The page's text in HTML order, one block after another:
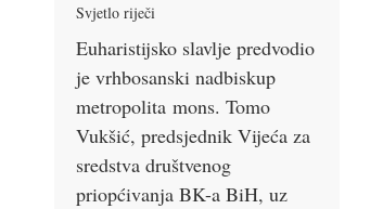
Svjetlo riječi
Euharistijsko slavlje predvodio
je vrhbosanski nadbiskup
metropolita mons. Tomo
Vukšić, predsjednik Vijeća za
sredstva društvenog
priopćivanja BK-a BiH, uz